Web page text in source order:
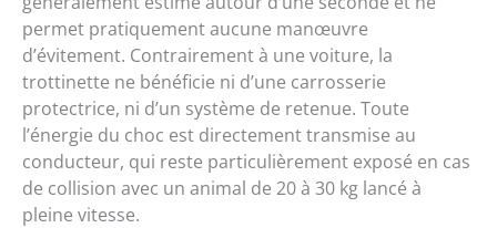
permet pratiquement aucune manœuvre
d’évitement. Contrairement à une voiture, la
trottinette ne bénéficie ni d’une carrosserie
protectrice, ni d’un système de retenue. Toute
l’énergie du choc est directement transmise au
conducteur, qui reste particulièrement exposé en cas
de collision avec un animal de 20 à 30 kg lancé à
pleine vitesse.